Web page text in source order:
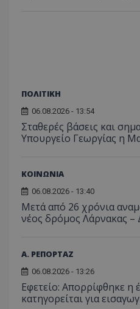
ΠΟΛΙΤΙΚΗ
06.08.2026 - 13:54
Σταθερές βάσεις και
Υπουργείο Γεωργίας η
ΚΟΙΝΩΝΙΑ
06.08.2026 - 13:40
Μετά από 26 χρόνια
νέος δρόμος Λάρνακας –
Α. ΡΕΠΟΡΤΑΖ
06.08.2026 - 13:26
Εφετείο: Απορρίφθηκε
κατηγορείται για